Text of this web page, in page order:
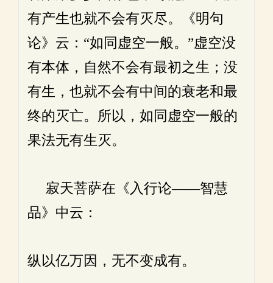
有产生也就不会有灭尽。《明句
论》云：“如同虚空一般。”虚空没
有本体，自然不会有最初之生；没
有生，也就不会有中间的衰老和最
终的灭亡。所以，如同虚空一般的
果法无有生灭。
寂天菩萨在《入行论——智慧
品》中云：
纵以亿万因，无不变成有。